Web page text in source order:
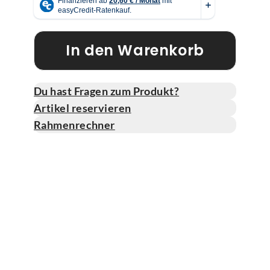
In den Warenkorb
Du hast Fragen zum Produkt?
Artikel reservieren
Rahmenrechner